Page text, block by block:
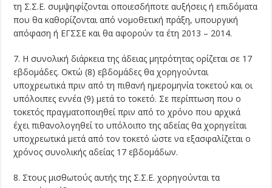
τη Σ.Σ.Ε. συμψηφίζονται οποιεσδήποτε αυξήσεις ή επιδόματα
που θα καθορίζονται από νομοθετική πράξη, υπουργική
απόφαση ή ΕΓΣΣΕ και θα αφορούν τα έτη 2013 – 2014.
7. Η συνολική διάρκεια της άδειας μητρότητας ορίζεται σε 17
εβδομάδες. Οκτώ (8) εβδομάδες θα χορηγούνται
υποχρεωτικά πριν από τη πιθανή ημερομηνία τοκετού και οι
υπόλοιπες εννέα (9) μετά το τοκετό. Σε περίπτωση που ο
τοκετός πραγματοποιηθεί πριν από το χρόνο που αρχικά
έχει πιθανολογηθεί το υπόλοιπο της αδείας θα χορηγείται
υποχρεωτικά μετά από τον τοκετό ώστε να εξασφαλίζεται ο
χρόνος συνολικής αδείας 17 εβδομάδων.
8. Στους μισθωτούς αυτής της Σ.Σ.Ε. χορηγούνται τα